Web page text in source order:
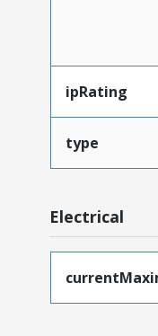
ipRating
type
Electrical